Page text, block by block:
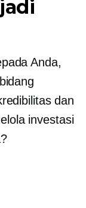
Anda,
dan
investasi